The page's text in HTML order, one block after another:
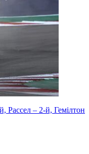
Рассел – 2-й, Гемілтон